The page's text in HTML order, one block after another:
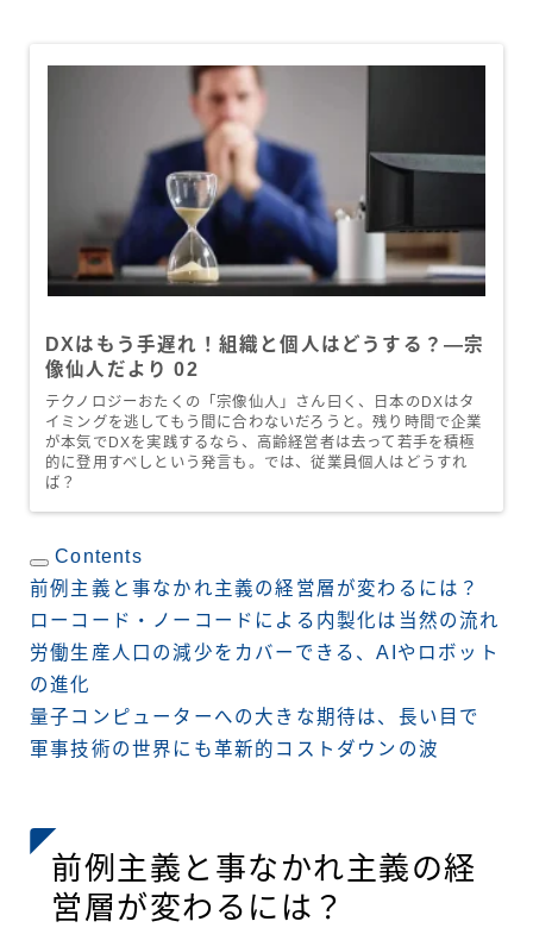
DXはもう手遅れ！組織と個人はどうする？―宗
像仙人だより 02
テクノロジーおたくの「宗像仙人」さん曰く、日本のDXはタ
イミングを逃してもう間に合わないだろうと。残り時間で企業
が本気でDXを実践するなら、高齢経営者は去って若手を積極
的に登用すべしという発言も。では、従業員個人はどうすれ
ば？
Contents
前例主義と事なかれ主義の経営層が変わるには？
ローコード・ノーコードによる内製化は当然の流れ
労働生産人口の減少をカバーできる、AIやロボット
の進化
量子コンピューターへの大きな期待は、長い目で
軍事技術の世界にも革新的コストダウンの波
前例主義と事なかれ主義の経
営層が変わるには？